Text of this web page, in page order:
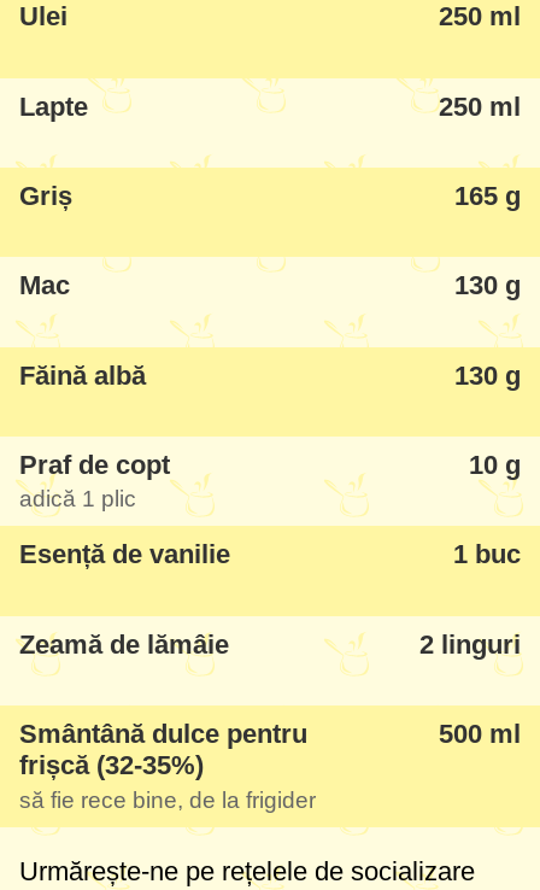
Ulei 250 ml
Lapte 250 ml
Griș 165 g
Mac 130 g
Făină albă 130 g
Praf de copt 10 g
adică 1 plic
Esență de vanilie 1 buc
Zeamă de lămâie 2 linguri
Smântână dulce pentru
frișcă (32-35%)
500 ml
să fie rece bine, de la frigider
Urmărește-ne pe rețelele de socializare